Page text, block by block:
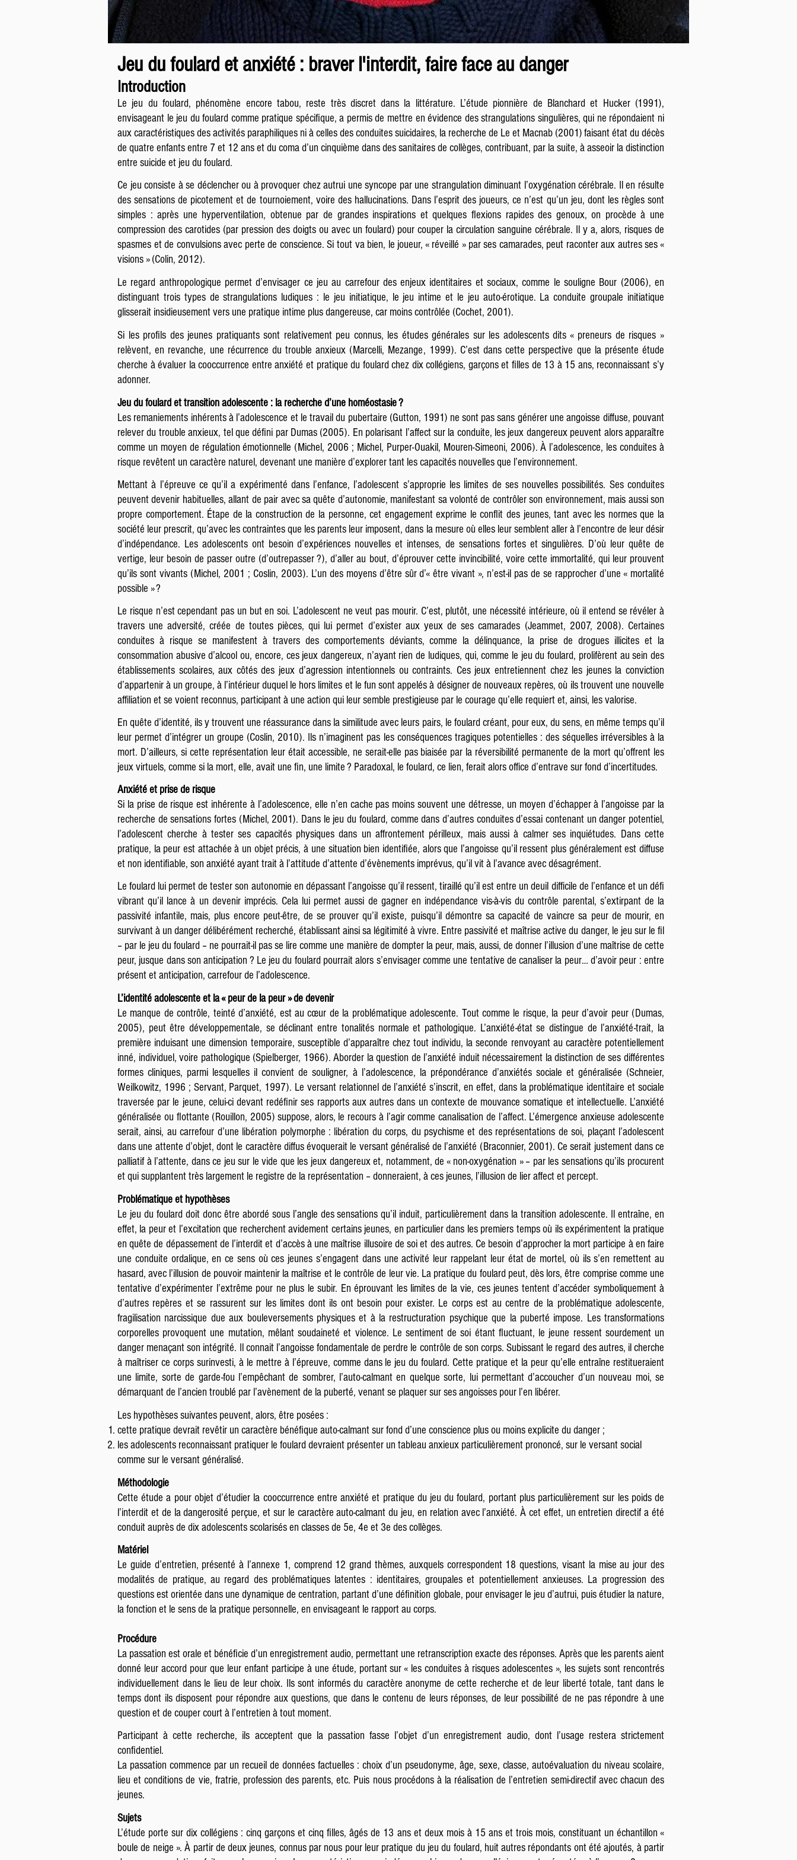
Jeu du foulard et anxiété : braver l'interdit, faire face au danger
Introduction
Le jeu du foulard, phénomène encore tabou, reste très discret dans la littérature. L’étude pionnière de Blanchard et Hucker (1991),
envisageant le jeu du foulard comme pratique spécifique, a permis de mettre en évidence des strangulations singulières, qui ne répondaient ni
aux caractéristiques des activités paraphiliques ni à celles des conduites suicidaires, la recherche de Le et Macnab (2001) faisant état du décès
de quatre enfants entre 7 et 12 ans et du coma d’un cinquième dans des sanitaires de collèges, contribuant, par la suite, à asseoir la distinction
entre suicide et jeu du foulard.
Ce jeu consiste à se déclencher ou à provoquer chez autrui une syncope par une strangulation diminuant l’oxygénation cérébrale. Il en résulte
des sensations de picotement et de tournoiement, voire des hallucinations. Dans l’esprit des joueurs, ce n’est qu’un jeu, dont les règles sont
simples : après une hyperventilation, obtenue par de grandes inspirations et quelques flexions rapides des genoux, on procède à une
compression des carotides (par pression des doigts ou avec un foulard) pour couper la circulation sanguine cérébrale. Il y a, alors, risques de
spasmes et de convulsions avec perte de conscience. Si tout va bien, le joueur, « réveillé » par ses camarades, peut raconter aux autres ses «
visions » (Colin, 2012).
Le regard anthropologique permet d’envisager ce jeu au carrefour des enjeux identitaires et sociaux, comme le souligne Bour (2006), en
distinguant trois types de strangulations ludiques : le jeu initiatique, le jeu intime et le jeu auto-érotique. La conduite groupale initiatique
glisserait insidieusement vers une pratique intime plus dangereuse, car moins contrôlée (Cochet, 2001).
Si les profils des jeunes pratiquants sont relativement peu connus, les études générales sur les adolescents dits « preneurs de risques »
relèvent, en revanche, une récurrence du trouble anxieux (Marcelli, Mezange, 1999). C’est dans cette perspective que la présente étude
cherche à évaluer la cooccurrence entre anxiété et pratique du foulard chez dix collégiens, garçons et filles de 13 à 15 ans, reconnaissant s’y
adonner.
Jeu du foulard et transition adolescente : la recherche d’une homéostasie ?
Les remaniements inhérents à l’adolescence et le travail du pubertaire (Gutton, 1991) ne sont pas sans générer une angoisse diffuse, pouvant
relever du trouble anxieux, tel que défini par Dumas (2005). En polarisant l’affect sur la conduite, les jeux dangereux peuvent alors apparaître
comme un moyen de régulation émotionnelle (Michel, 2006 ; Michel, Purper-Ouakil, Mouren-Simeoni, 2006). À l’adolescence, les conduites à
risque revêtent un caractère naturel, devenant une manière d’explorer tant les capacités nouvelles que l’environnement.
Mettant à l’épreuve ce qu’il a expérimenté dans l’enfance, l’adolescent s’approprie les limites de ses nouvelles possibilités. Ses conduites
peuvent devenir habituelles, allant de pair avec sa quête d’autonomie, manifestant sa volonté de contrôler son environnement, mais aussi son
propre comportement. Étape de la construction de la personne, cet engagement exprime le conflit des jeunes, tant avec les normes que la
société leur prescrit, qu’avec les contraintes que les parents leur imposent, dans la mesure où elles leur semblent aller à l’encontre de leur désir
d’indépendance. Les adolescents ont besoin d’expériences nouvelles et intenses, de sensations fortes et singulières. D’où leur quête de
vertige, leur besoin de passer outre (d’outrepasser ?), d’aller au bout, d’éprouver cette invincibilité, voire cette immortalité, qui leur prouvent
qu’ils sont vivants (Michel, 2001 ; Coslin, 2003). L’un des moyens d’être sûr d’« être vivant », n’est-il pas de se rapprocher d’une « mortalité
possible » ?
Le risque n’est cependant pas un but en soi. L’adolescent ne veut pas mourir. C’est, plutôt, une nécessité intérieure, où il entend se révéler à
travers une adversité, créée de toutes pièces, qui lui permet d’exister aux yeux de ses camarades (Jeammet, 2007, 2008). Certaines
conduites à risque se manifestent à travers des comportements déviants, comme la délinquance, la prise de drogues illicites et la
consommation abusive d’alcool ou, encore, ces jeux dangereux, n’ayant rien de ludiques, qui, comme le jeu du foulard, prolifèrent au sein des
établissements scolaires, aux côtés des jeux d’agression intentionnels ou contraints. Ces jeux entretiennent chez les jeunes la conviction
d’appartenir à un groupe, à l’intérieur duquel le hors limites et le fun sont appelés à désigner de nouveaux repères, où ils trouvent une nouvelle
affiliation et se voient reconnus, participant à une action qui leur semble prestigieuse par le courage qu’elle requiert et, ainsi, les valorise.
En quête d’identité, ils y trouvent une réassurance dans la similitude avec leurs pairs, le foulard créant, pour eux, du sens, en même temps qu’il
leur permet d’intégrer un groupe (Coslin, 2010). Ils n’imaginent pas les conséquences tragiques potentielles : des séquelles irréversibles à la
mort. D’ailleurs, si cette représentation leur était accessible, ne serait-elle pas biaisée par la réversibilité permanente de la mort qu’offrent les
jeux virtuels, comme si la mort, elle, avait une fin, une limite ? Paradoxal, le foulard, ce lien, ferait alors office d’entrave sur fond d’incertitudes.
Anxiété et prise de risque
Si la prise de risque est inhérente à l’adolescence, elle n’en cache pas moins souvent une détresse, un moyen d’échapper à l’angoisse par la
recherche de sensations fortes (Michel, 2001). Dans le jeu du foulard, comme dans d’autres conduites d’essai contenant un danger potentiel,
l’adolescent cherche à tester ses capacités physiques dans un affrontement périlleux, mais aussi à calmer ses inquiétudes. Dans cette
pratique, la peur est attachée à un objet précis, à une situation bien identifiée, alors que l’angoisse qu’il ressent plus généralement est diffuse
et non identifiable, son anxiété ayant trait à l’attitude d’attente d’évènements imprévus, qu’il vit à l’avance avec désagrément.
Le foulard lui permet de tester son autonomie en dépassant l’angoisse qu’il ressent, tiraillé qu’il est entre un deuil difficile de l’enfance et un défi
vibrant qu’il lance à un devenir imprécis. Cela lui permet aussi de gagner en indépendance vis-à-vis du contrôle parental, s’extirpant de la
passivité infantile, mais, plus encore peut-être, de se prouver qu’il existe, puisqu’il démontre sa capacité de vaincre sa peur de mourir, en
survivant à un danger délibérément recherché, établissant ainsi sa légitimité à vivre. Entre passivité et maîtrise active du danger, le jeu sur le fil
– par le jeu du foulard – ne pourrait-il pas se lire comme une manière de dompter la peur, mais, aussi, de donner l’illusion d’une maîtrise de cette
peur, jusque dans son anticipation ? Le jeu du foulard pourrait alors s’envisager comme une tentative de canaliser la peur… d’avoir peur : entre
présent et anticipation, carrefour de l’adolescence.
L’identité adolescente et la « peur de la peur » de devenir
Le manque de contrôle, teinté d’anxiété, est au cœur de la problématique adolescente. Tout comme le risque, la peur d’avoir peur (Dumas,
2005), peut être développementale, se déclinant entre tonalités normale et pathologique. L’anxiété-état se distingue de l’anxiété-trait, la
première induisant une dimension temporaire, susceptible d’apparaître chez tout individu, la seconde renvoyant au caractère potentiellement
inné, individuel, voire pathologique (Spielberger, 1966). Aborder la question de l’anxiété induit nécessairement la distinction de ses différentes
formes cliniques, parmi lesquelles il convient de souligner, à l’adolescence, la prépondérance d’anxiétés sociale et généralisée (Schneier,
Weilkowitz, 1996 ; Servant, Parquet, 1997). Le versant relationnel de l’anxiété s’inscrit, en effet, dans la problématique identitaire et sociale
traversée par le jeune, celui-ci devant redéfinir ses rapports aux autres dans un contexte de mouvance somatique et intellectuelle. L’anxiété
généralisée ou flottante (Rouillon, 2005) suppose, alors, le recours à l’agir comme canalisation de l’affect. L’émergence anxieuse adolescente
serait, ainsi, au carrefour d’une libération polymorphe : libération du corps, du psychisme et des représentations de soi, plaçant l’adolescent
dans une attente d’objet, dont le caractère diffus évoquerait le versant généralisé de l’anxiété (Braconnier, 2001). Ce serait justement dans ce
palliatif à l’attente, dans ce jeu sur le vide que les jeux dangereux et, notamment, de « non-oxygénation » – par les sensations qu’ils procurent
et qui supplantent très largement le registre de la représentation – donneraient, à ces jeunes, l’illusion de lier affect et percept.
Problématique et hypothèses
Le jeu du foulard doit donc être abordé sous l’angle des sensations qu’il induit, particulièrement dans la transition adolescente. Il entraîne, en
effet, la peur et l’excitation que recherchent avidement certains jeunes, en particulier dans les premiers temps où ils expérimentent la pratique
en quête de dépassement de l’interdit et d’accès à une maîtrise illusoire de soi et des autres. Ce besoin d’approcher la mort participe à en faire
une conduite ordalique, en ce sens où ces jeunes s’engagent dans une activité leur rappelant leur état de mortel, où ils s’en remettent au
hasard, avec l’illusion de pouvoir maintenir la maîtrise et le contrôle de leur vie. La pratique du foulard peut, dès lors, être comprise comme une
tentative d’expérimenter l’extrême pour ne plus le subir. En éprouvant les limites de la vie, ces jeunes tentent d’accéder symboliquement à
d’autres repères et se rassurent sur les limites dont ils ont besoin pour exister. Le corps est au centre de la problématique adolescente,
fragilisation narcissique due aux bouleversements physiques et à la restructuration psychique que la puberté impose. Les transformations
corporelles provoquent une mutation, mêlant soudaineté et violence. Le sentiment de soi étant fluctuant, le jeune ressent sourdement un
danger menaçant son intégrité. Il connait l’angoisse fondamentale de perdre le contrôle de son corps. Subissant le regard des autres, il cherche
à maîtriser ce corps surinvesti, à le mettre à l’épreuve, comme dans le jeu du foulard. Cette pratique et la peur qu’elle entraîne restitueraient
une limite, sorte de garde-fou l’empêchant de sombrer, l’auto-calmant en quelque sorte, lui permettant d’accoucher d’un nouveau moi, se
démarquant de l’ancien troublé par l’avènement de la puberté, venant se plaquer sur ses angoisses pour l’en libérer.
Les hypothèses suivantes peuvent, alors, être posées :
cette pratique devrait revêtir un caractère bénéfique auto-calmant sur fond d’une conscience plus ou moins explicite du danger ;
les adolescents reconnaissant pratiquer le foulard devraient présenter un tableau anxieux particulièrement prononcé, sur le versant social
comme sur le versant généralisé.
Méthodologie
Cette étude a pour objet d’étudier la cooccurrence entre anxiété et pratique du jeu du foulard, portant plus particulièrement sur les poids de
l’interdit et de la dangerosité perçue, et sur le caractère auto-calmant du jeu, en relation avec l’anxiété. À cet effet, un entretien directif a été
conduit auprès de dix adolescents scolarisés en classes de 5e, 4e et 3e des collèges.
Matériel
Le guide d’entretien, présenté à l’annexe 1, comprend 12 grand thèmes, auxquels correspondent 18 questions, visant la mise au jour des
modalités de pratique, au regard des problématiques latentes : identitaires, groupales et potentiellement anxieuses. La progression des
questions est orientée dans une dynamique de centration, partant d’une définition globale, pour envisager le jeu d’autrui, puis étudier la nature,
la fonction et le sens de la pratique personnelle, en envisageant le rapport au corps.
Procédure
La passation est orale et bénéficie d’un enregistrement audio, permettant une retranscription exacte des réponses. Après que les parents aient
donné leur accord pour que leur enfant participe à une étude, portant sur « les conduites à risques adolescentes », les sujets sont rencontrés
individuellement dans le lieu de leur choix. Ils sont informés du caractère anonyme de cette recherche et de leur liberté totale, tant dans le
temps dont ils disposent pour répondre aux questions, que dans le contenu de leurs réponses, de leur possibilité de ne pas répondre à une
question et de couper court à l’entretien à tout moment.
Participant à cette recherche, ils acceptent que la passation fasse l’objet d’un enregistrement audio, dont l’usage restera strictement
confidentiel.
La passation commence par un recueil de données factuelles : choix d’un pseudonyme, âge, sexe, classe, autoévaluation du niveau scolaire,
lieu et conditions de vie, fratrie, profession des parents, etc. Puis nous procédons à la réalisation de l’entretien semi-directif avec chacun des
jeunes.
Sujets
L’étude porte sur dix collégiens : cinq garçons et cinq filles, âgés de 13 ans et deux mois à 15 ans et trois mois, constituant un échantillon «
boule de neige ». À partir de deux jeunes, connus par nous pour leur pratique du jeu du foulard, huit autres répondants ont été ajoutés, à partir